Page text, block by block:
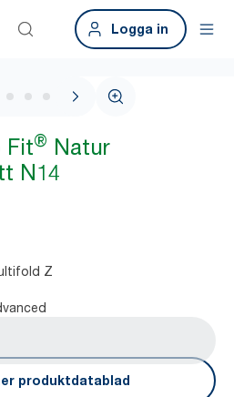
Logga in
1 / 8
Fit® Natur
N14
Z
produktdatablad